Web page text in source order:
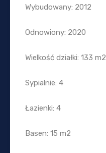
Wybudowany: 2012
Odnowiony: 2020
Wielkość działki: 133 m2
Sypialnie: 4
Łazienki: 4
Basen: 15 m2